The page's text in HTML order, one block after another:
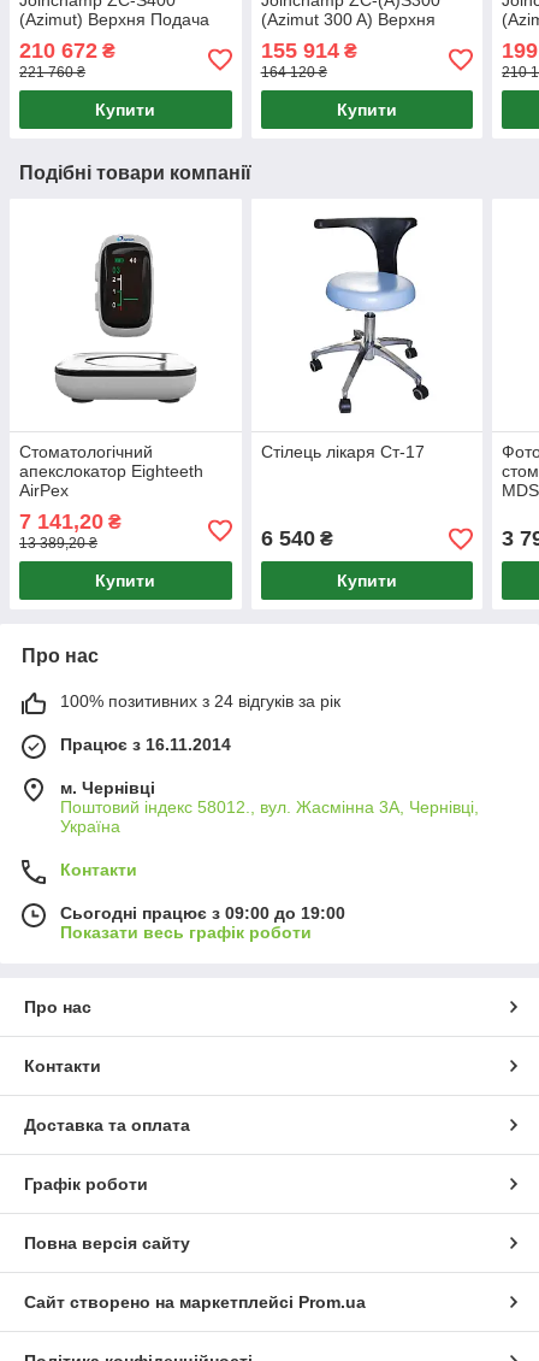
(Azimut) Верхня Подача
Інструментів.
210 672 ₴
221 760 ₴
Купити
(Azimut 300 A) Верхня
Подача Інструментів.
155 914₴
164 120 ₴
Купити
210
Подібні товари компанії
Стоматологічний
апекслокатор Eighteeth
AirPex
7 141,20 ₴
13 389,20 ₴
Купити
Стілець лікаря Ст-17
6 540₴
Купити
3
Про нас
100% позитивних з 24 відгуків за рік
Працює з 16.11.2014
м. Чернівці
Поштовий індекс 58012., вул. Жасмінна 3А, Чернівці,
Україна
Контакти
Сьогодні працює з 09:00 до 19:00
Показати весь графік роботи
Про нас
Контакти
Доставка та оплата
Графік роботи
Повна версія сайту
Сайт створено на маркетплейсі Prom.ua